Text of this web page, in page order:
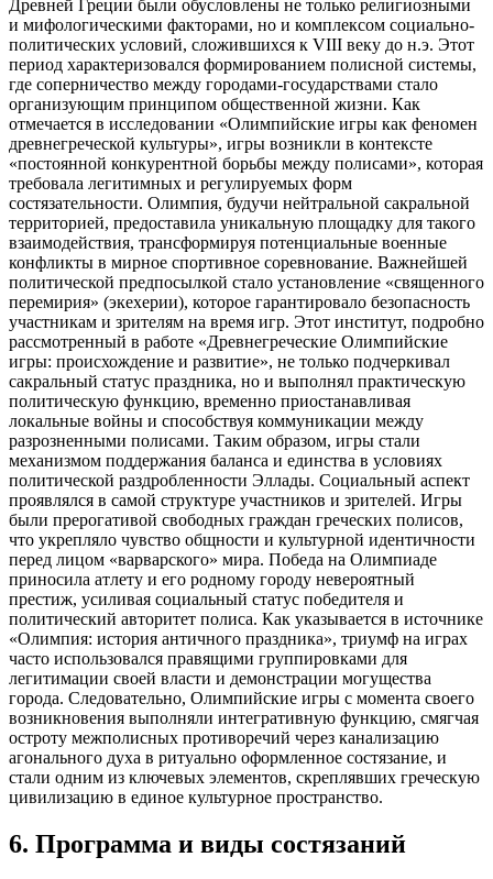
Древней Греции были обусловлены не только религиозными
и мифологическими факторами, но и комплексом социально-
политических условий, сложившихся к VIII веку до н.э. Этот
период характеризовался формированием полисной системы,
где соперничество между городами-государствами стало
организующим принципом общественной жизни. Как
отмечается в исследовании «Олимпийские игры как феномен
древнегреческой культуры», игры возникли в контексте
«постоянной конкурентной борьбы между полисами», которая
требовала легитимных и регулируемых форм
состязательности. Олимпия, будучи нейтральной сакральной
территорией, предоставила уникальную площадку для такого
взаимодействия, трансформируя потенциальные военные
конфликты в мирное спортивное соревнование. Важнейшей
политической предпосылкой стало установление «священного
перемирия» (экехерии), которое гарантировало безопасность
участникам и зрителям на время игр. Этот институт, подробно
рассмотренный в работе «Древнегреческие Олимпийские
игры: происхождение и развитие», не только подчеркивал
сакральный статус праздника, но и выполнял практическую
политическую функцию, временно приостанавливая
локальные войны и способствуя коммуникации между
разрозненными полисами. Таким образом, игры стали
механизмом поддержания баланса и единства в условиях
политической раздробленности Эллады. Социальный аспект
проявлялся в самой структуре участников и зрителей. Игры
были прерогативой свободных граждан греческих полисов,
что укрепляло чувство общности и культурной идентичности
перед лицом «варварского» мира. Победа на Олимпиаде
приносила атлету и его родному городу невероятный
престиж, усиливая социальный статус победителя и
политический авторитет полиса. Как указывается в источнике
«Олимпия: история античного праздника», триумф на играх
часто использовался правящими группировками для
легитимации своей власти и демонстрации могущества
города. Следовательно, Олимпийские игры с момента своего
возникновения выполняли интегративную функцию, смягчая
остроту межполисных противоречий через канализацию
агонального духа в ритуально оформленное состязание, и
стали одним из ключевых элементов, скреплявших греческую
цивилизацию в единое культурное пространство.
6. Программа и виды состязаний